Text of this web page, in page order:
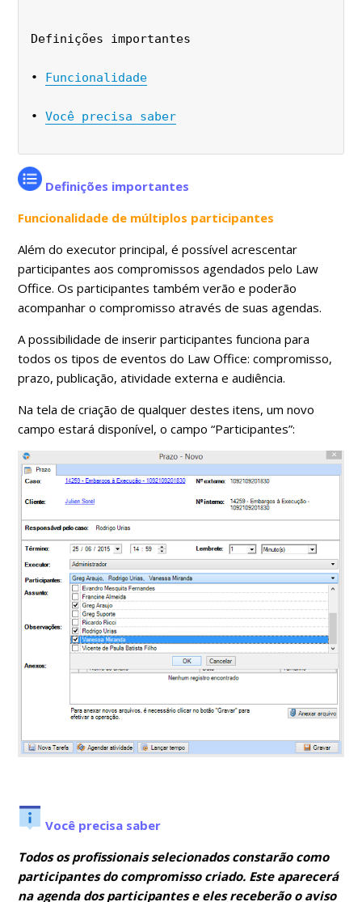
Definições importantes
• Funcionalidade
• Você precisa saber
Definições importantes
Funcionalidade de múltiplos participantes
Além do executor principal, é possível acrescentar
participantes aos compromissos agendados pelo Law
Office. Os participantes também verão e poderão
acompanhar o compromisso através de suas agendas.
A possibilidade de inserir participantes funciona para
todos os tipos de eventos do Law Office: compromisso,
prazo, publicação, atividade externa e audiência.
Na tela de criação de qualquer destes itens, um novo
campo estará disponível, o campo “Participantes”:
Você precisa saber
Todos os profissionais selecionados constarão como
participantes do compromisso criado. Este aparecerá
na agenda dos participantes e eles receberão o aviso